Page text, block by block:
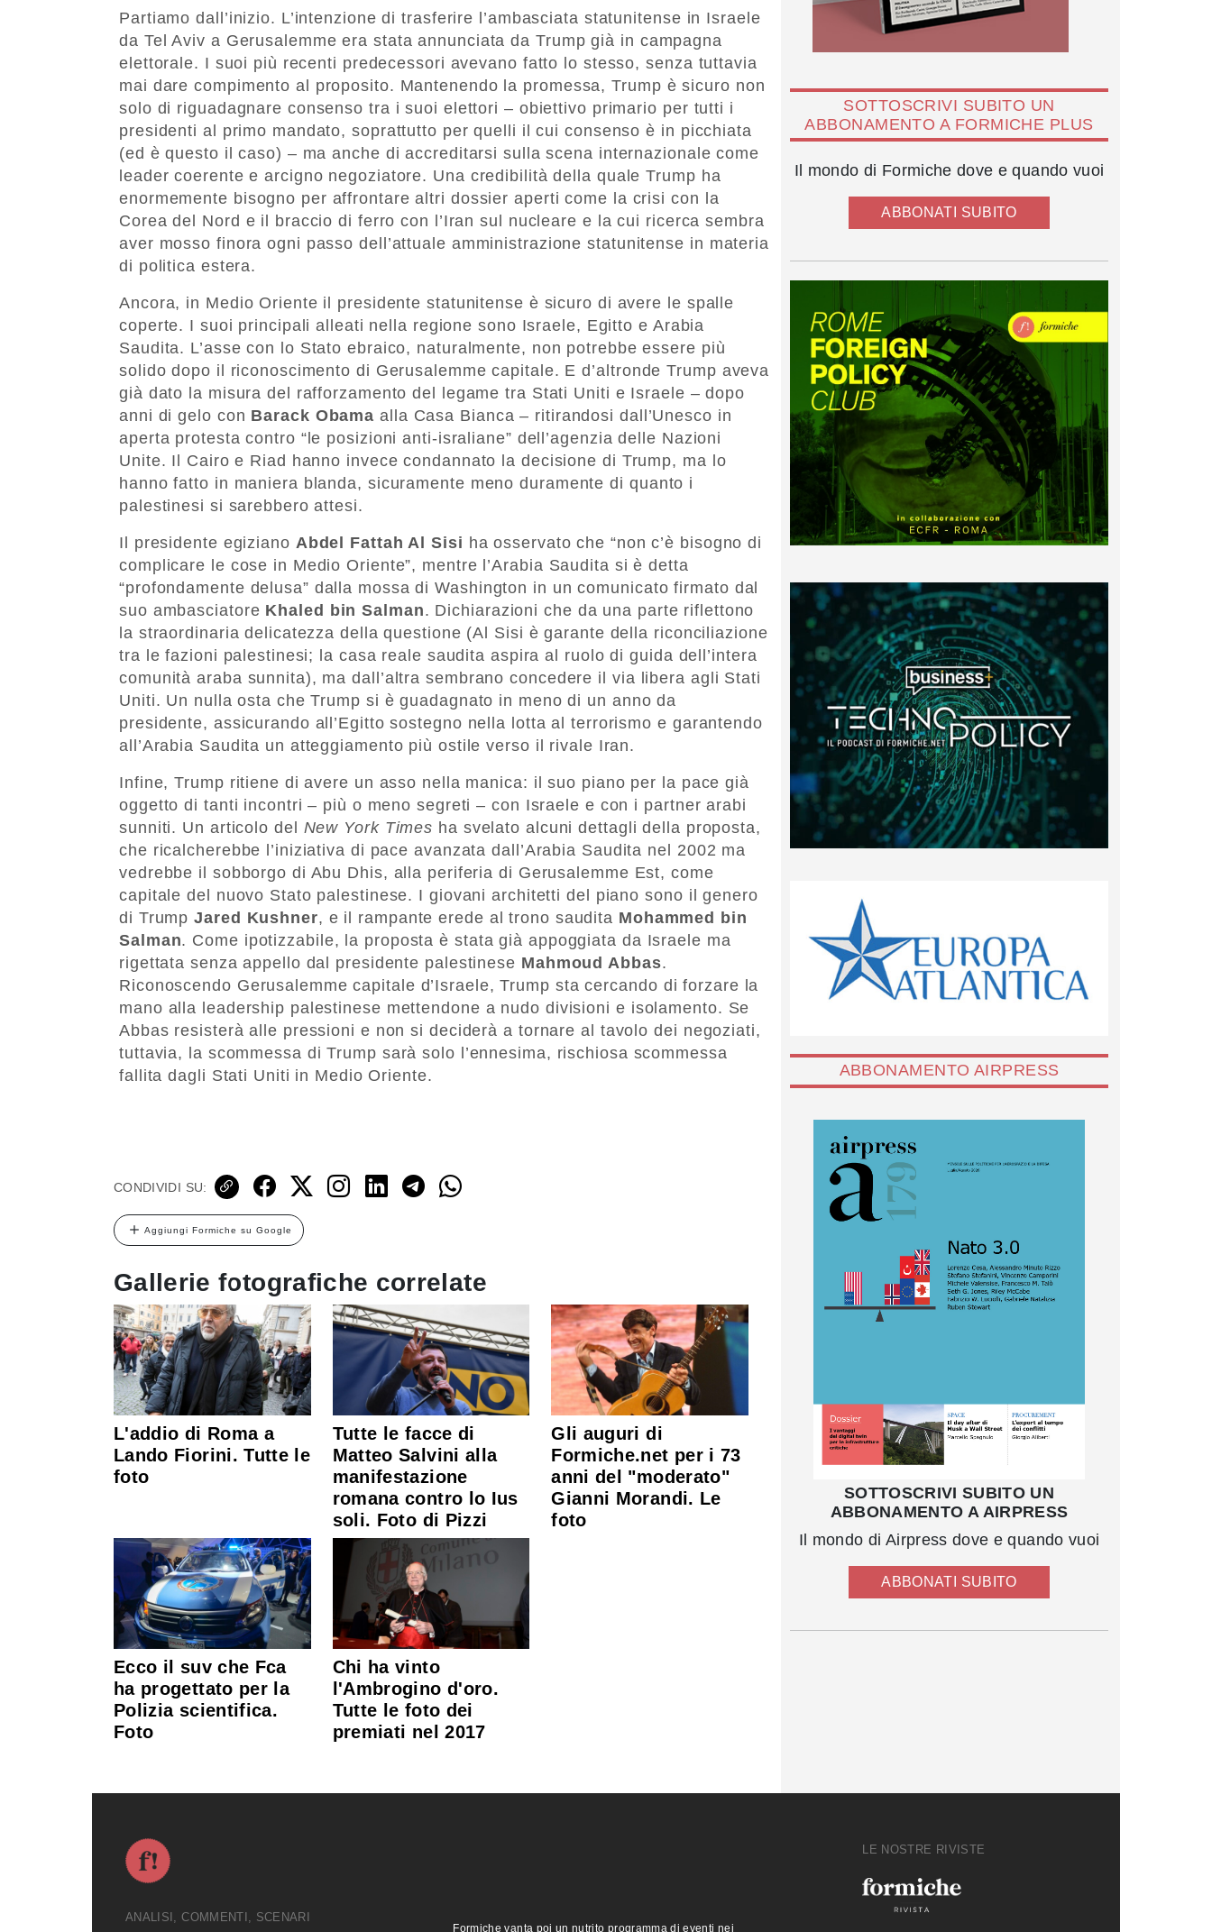
Partiamo dall’inizio. L’intenzione di trasferire l’ambasciata statunitense in Israele
da Tel Aviv a Gerusalemme era stata annunciata da Trump già in campagna
elettorale. I suoi più recenti predecessori avevano fatto lo stesso, senza tuttavia
mai dare compimento al proposito. Mantenendo la promessa, Trump è sicuro non
solo di riguadagnare consenso tra i suoi elettori – obiettivo primario per tutti i
presidenti al primo mandato, soprattutto per quelli il cui consenso è in picchiata
(ed è questo il caso) – ma anche di accreditarsi sulla scena internazionale come
leader coerente e arcigno negoziatore. Una credibilità della quale Trump ha
enormemente bisogno per affrontare altri dossier aperti come la crisi con la
Corea del Nord e il braccio di ferro con l’Iran sul nucleare e la cui ricerca sembra
aver mosso finora ogni passo dell’attuale amministrazione statunitense in materia
di politica estera.
Ancora, in Medio Oriente il presidente statunitense è sicuro di avere le spalle
coperte. I suoi principali alleati nella regione sono Israele, Egitto e Arabia
Saudita. L’asse con lo Stato ebraico, naturalmente, non potrebbe essere più
solido dopo il riconoscimento di Gerusalemme capitale. E d’altronde Trump aveva
già dato la misura del rafforzamento del legame tra Stati Uniti e Israele – dopo
anni di gelo con Barack Obama alla Casa Bianca – ritirandosi dall’Unesco in
aperta protesta contro “le posizioni anti-israliane” dell’agenzia delle Nazioni
Unite. Il Cairo e Riad hanno invece condannato la decisione di Trump, ma lo
hanno fatto in maniera blanda, sicuramente meno duramente di quanto i
palestinesi si sarebbero attesi.
Il presidente egiziano Abdel Fattah Al Sisi ha osservato che “non c’è bisogno di
complicare le cose in Medio Oriente”, mentre l’Arabia Saudita si è detta
“profondamente delusa” dalla mossa di Washington in un comunicato firmato dal
suo ambasciatore Khaled bin Salman. Dichiarazioni che da una parte riflettono
la straordinaria delicatezza della questione (Al Sisi è garante della riconciliazione
tra le fazioni palestinesi; la casa reale saudita aspira al ruolo di guida dell’intera
comunità araba sunnita), ma dall’altra sembrano concedere il via libera agli Stati
Uniti. Un nulla osta che Trump si è guadagnato in meno di un anno da
presidente, assicurando all’Egitto sostegno nella lotta al terrorismo e garantendo
all’Arabia Saudita un atteggiamento più ostile verso il rivale Iran.
Infine, Trump ritiene di avere un asso nella manica: il suo piano per la pace già
oggetto di tanti incontri – più o meno segreti – con Israele e con i partner arabi
sunniti. Un articolo del New York Times ha svelato alcuni dettagli della proposta,
che ricalcherebbe l’iniziativa di pace avanzata dall’Arabia Saudita nel 2002 ma
vedrebbe il sobborgo di Abu Dhis, alla periferia di Gerusalemme Est, come
capitale del nuovo Stato palestinese. I giovani architetti del piano sono il genero
di TrumpJared Kushner, e il rampante erede al trono saudita Mohammed bin
Salman. Come ipotizzabile, la proposta è stata già appoggiata da Israele ma
rigettata senza appello dal presidente palestinese Mahmoud Abbas.
Riconoscendo Gerusalemme capitale d’Israele, Trump sta cercando di forzare la
mano alla leadership palestinese mettendone a nudo divisioni e isolamento. Se
Abbas resisterà alle pressioni e non si deciderà a tornare al tavolo dei negoziati,
tuttavia, la scommessa di Trump sarà solo l’ennesima, rischiosa scommessa
fallita dagli Stati Uniti in Medio Oriente.
CONDIVIDI SU:
Aggiungi Formiche su Google
Gallerie fotografiche correlate
L'addio di Roma a
Lando Fiorini. Tutte le
foto
Tutte le facce di
Matteo Salvini alla
manifestazione
romana contro lo Ius
soli. Foto di Pizzi
Gli auguri di
Formiche.net per i 73
anni del "moderato"
Gianni Morandi. Le
foto
Ecco il suv che Fca
ha progettato per la
Polizia scientifica.
Foto
Chi ha vinto
l'Ambrogino d'oro.
Tutte le foto dei
premiati nel 2017
SOTTOSCRIVI SUBITO UN
ABBONAMENTO A FORMICHE PLUS
Il mondo di Formiche dove e quando vuoi
ABBONATI SUBITO
ABBONAMENTO AIRPRESS
SOTTOSCRIVI SUBITO UN
ABBONAMENTO A AIRPRESS
Il mondo di Airpress dove e quando vuoi
ABBONATI SUBITO
ANALISI, COMMENTI, SCENARI
Formiche vanta poi un nutrito programma di eventi nei
LE NOSTRE RIVISTE